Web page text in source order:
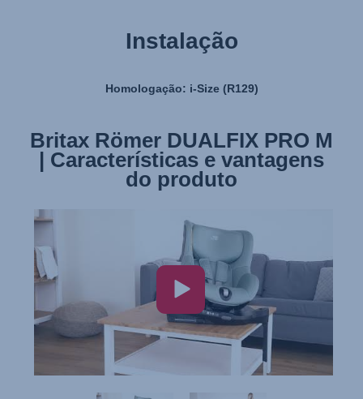
Instalação
Homologação: i-Size (R129)
Britax Römer DUALFIX PRO M
| Características e vantagens
do produto
Britax Römer DUALFIX PRO M
| Instalação